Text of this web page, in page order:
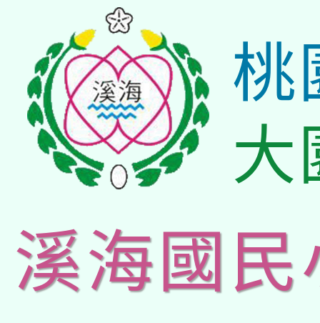
桃
大
溪海國民